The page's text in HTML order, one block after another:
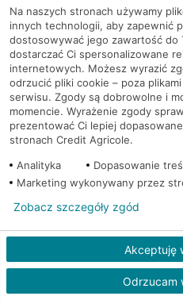
Warszawa, al. Jana Pawła II
82
Warszawa, al. Jana Pawła II
82
Warszawa, al. Jana Pawła II
82
Warszawa, al. Jana Pawła II
Warszawa, al.
Warszawa, al.
Na naszych stronach używamy
innych technologii, aby zapewnić
dostosowywać jego zawartość do
dostarczać Ci spersonalizowane
internetowych. Możesz wyrazić
odrzucić pliki cookie – poza
serwisu. Zgody są dobrowolne i
momencie. Wyrażenie zgody
prezentować Ci lepiej
stronach Credit Agricole.
Analityka
Dopasowanie
Marketing wykonywany przez
Akceptuję
Odrzucam
Zobacz szczegóły zgód